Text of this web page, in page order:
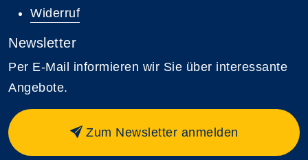
Widerruf
Newsletter
Per E-Mail informieren wir Sie über interessante
Angebote.
Zum Newsletter anmelden